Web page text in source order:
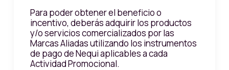
Para poder obtener el beneficio o
incentivo, deberás adquirir los productos
y/o servicios comercializados por las
Marcas Aliadas utilizando los instrumentos
de pago de Nequi aplicables a cada
Actividad Promocional.